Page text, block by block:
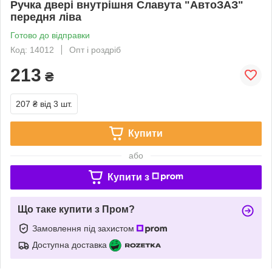
Ручка двері внутрішня Славута "АвтоЗАЗ"
передня ліва
Готово до відправки
Код: 14012
Опт і роздріб
213 ₴
207 ₴ від 3 шт.
Купити
або
Купити з
Що таке купити з Пром?
Замовлення під захистом
Доступна доставка